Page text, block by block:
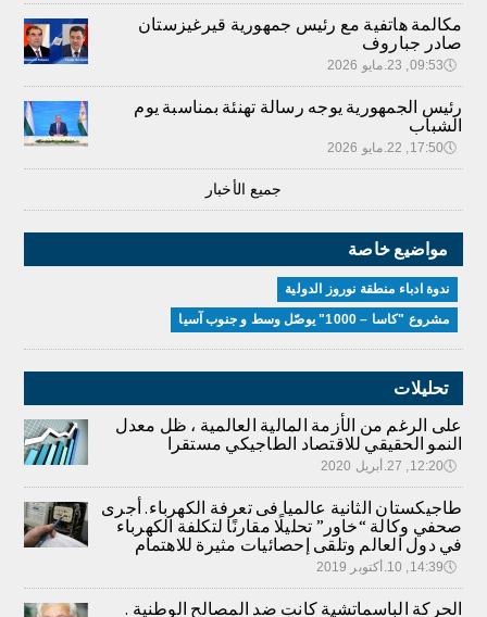
مكالمة هاتفية مع رئيس جمهورية قيرغيزستان
صادر جباروف
🕔09:53, 23.مايو 2026
رئيس الجمهورية يوجه رسالة تهنئة بمناسبة يوم
الشباب
🕔17:50, 22.مايو 2026
جميع الأخبار
مواضيع خاصة
ندوة ادباء منطقة نوروز الدولية
مشروع "كاسا – 1000" يوصّل وسط و جنوب آسيا
تحليلات
على الرغم من الأزمة المالية العالمية ، ظل معدل
النمو الحقيقي للاقتصاد الطاجيكي مستقرا
🕔12:20, 27.أبريل 2020
طاجيكستان الثانية عالميا فى تعرفة الكهرباء. أجرى
صحفي وكالة “خاور” تحليلًا مقارنًا لتكلفة الكهرباء
في دول العالم وتلقى إحصائيات مثيرة للاهتمام
🕔14:39, 10.أكتوبر 2019
الحركة الباسماتشية كانت ضد المصالح الوطنية .